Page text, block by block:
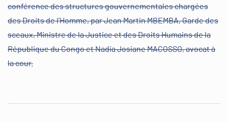
conférence des structures gouvernementales chargées
des Droits de l’Homme, par Jean Martin MBEMBA, Garde des
sceaux, Ministre de la Justice et des Droits Humains de la
République du Congo et Nadia Josiane MACOSSO, avocat à
la cour.